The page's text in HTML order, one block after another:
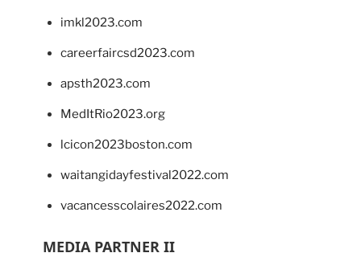
imkl2023.com
careerfaircsd2023.com
apsth2023.com
MedItRio2023.org
lcicon2023boston.com
waitangidayfestival2022.com
vacancesscolaires2022.com
MEDIA PARTNER II